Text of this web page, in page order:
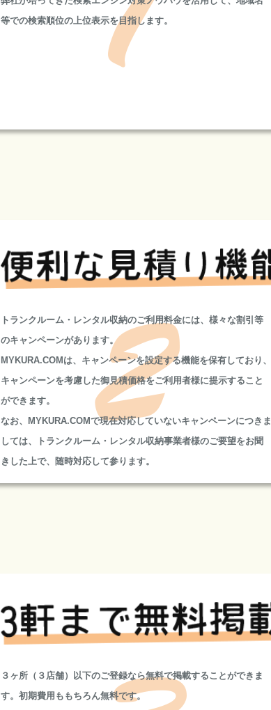
等での検索順位の上位表示を目指します。
トランクルーム・レンタル収納のご利用料金には、様々な割引等
のキャンペーンがあります。
MYKURA.COMは、キャンペーンを設定する機能を保有しており、
キャンペーンを考慮した御見積価格をご利用者様に提示すること
ができます。
なお、MYKURA.COMで現在対応していないキャンペーンにつきま
しては、トランクルーム・レンタル収納事業者様のご要望をお聞
きした上で、随時対応して参ります。
３ヶ所（３店舗）以下のご登録なら無料で掲載することができま
す。初期費用ももちろん無料です。